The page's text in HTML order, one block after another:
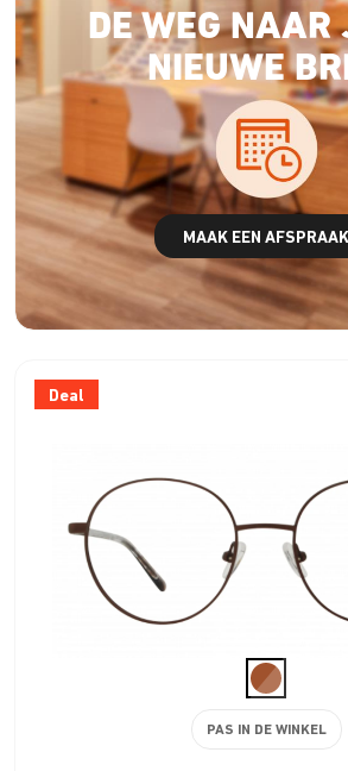
DE WEG NAAR
NIEUWE
MAAK EEN AFSPRAAK
Deal
PAS IN DE WINKEL